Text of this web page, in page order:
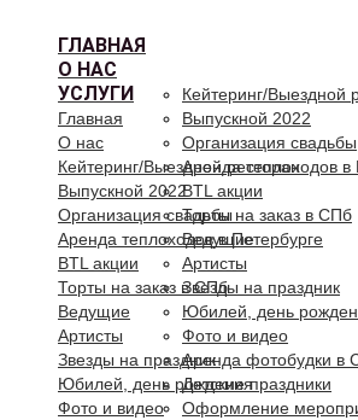
ГЛАВНАЯ
О НАС
УСЛУГИ
Кейтеринг/Выездной
Выпускной 2022
Организация свадьбы
Аренда теплоходов в
BTL акции
Торты на заказ в СПб
Ведущие
Артисты
Звезды на праздник
Юбилей, день
Фото и видео
Аренда фотобудки в
Детские праздники
Оформление
Главная
О нас
Кейтеринг/Выездной ресторан
Выпускной 2022
Организация свадьбы
Аренда теплоходов в Петербурге
BTL акции
Торты на заказ в СПб
Ведущие
Артисты
Звезды на праздник
Юбилей, день рождения
Фото и видео